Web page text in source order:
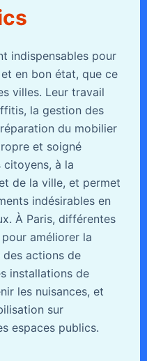
indispensables pour
en bon état, que ce
villes. Leur travail
la gestion des
du mobilier
et soigné
à la
de la ville, et permet
indésirables en
À Paris, différentes
améliorer la
actions de
installations de
les nuisances, et
sur
espaces publics.